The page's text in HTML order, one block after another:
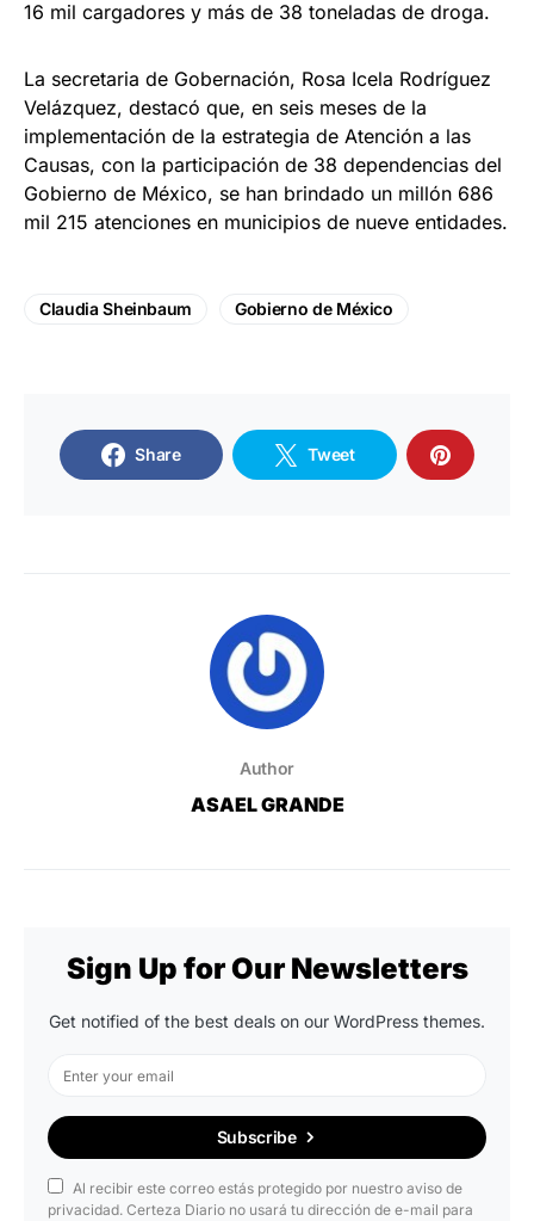
16 mil cargadores y más de 38 toneladas de droga.
La secretaria de Gobernación, Rosa Icela Rodríguez
Velázquez, destacó que, en seis meses de la
implementación de la estrategia de Atención a las
Causas, con la participación de 38 dependencias del
Gobierno de México, se han brindado un millón 686
mil 215 atenciones en municipios de nueve entidades.
Claudia Sheinbaum Gobierno de México
Share Tweet
Author
ASAEL GRANDE
Sign Up for Our Newsletters
Get notified of the best deals on our WordPress themes.
Subscribe
Al recibir este correo estás protegido por nuestro aviso de
privacidad. Certeza Diario no usará tu dirección de e-mail para